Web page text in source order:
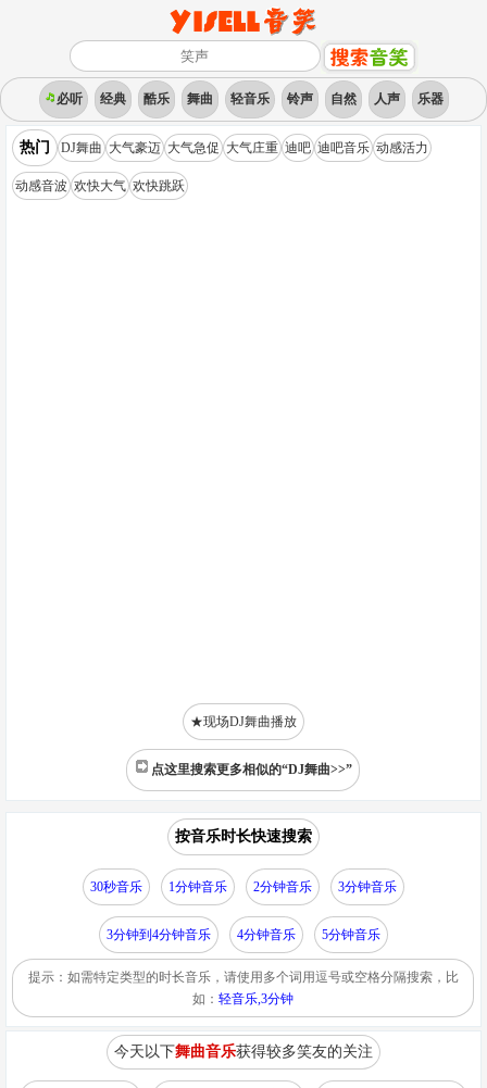
必听 经典 酷乐 舞曲 轻音乐 铃声 自然 人声 乐器
热门 DJ舞曲 大气豪迈 大气急促 大气庄重 迪吧 迪吧音乐 动感活力
动感音波 欢快大气 欢快跳跃
★现场DJ舞曲播放
点这里搜索更多相似的“DJ舞曲>>”
按音乐时长快速搜索
30秒音乐 1分钟音乐 2分钟音乐 3分钟音乐
3分钟到4分钟音乐 4分钟音乐 5分钟音乐
提示：如需特定类型的时长音乐，请使用多个词用逗号或空格分隔搜索，比
如：轻音乐,3分钟
今天以下舞曲音乐获得较多笑友的关注